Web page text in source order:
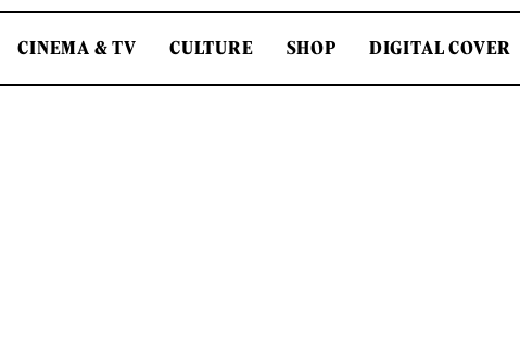
Rolling Stone Italia
CINEMA & TV CULTURE SHOP DIGITAL COVER